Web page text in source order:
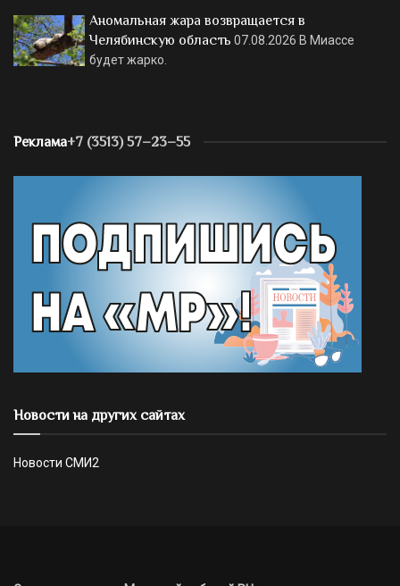
Аномальная жара возвращается в
Челябинскую область 07.08.2026 В Миассе
будет жарко.
Реклама+7 (3513) 57–23–55
Новости на других сайтах
Новости СМИ2